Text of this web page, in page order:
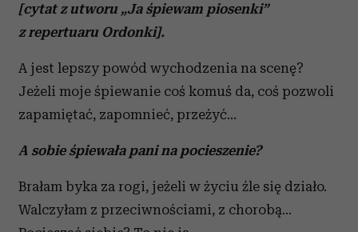
[cytat z utworu „Ja śpiewam piosenki”
z repertuaru Ordonki].
A jest lepszy powód wychodzenia na scenę?
Jeżeli moje śpiewanie coś komuś da, coś pozwoli
zapamiętać, zapomnieć, przeżyć…
A sobie śpiewała pani na pocieszenie?
Brałam byka za rogi, jeżeli w życiu źle się działo.
Walczyłam z przeciwnościami, z chorobą…